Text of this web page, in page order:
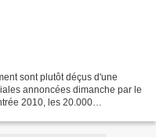
sont plutôt déçus d'une
annoncées dimanche par le
2010, les 20.000